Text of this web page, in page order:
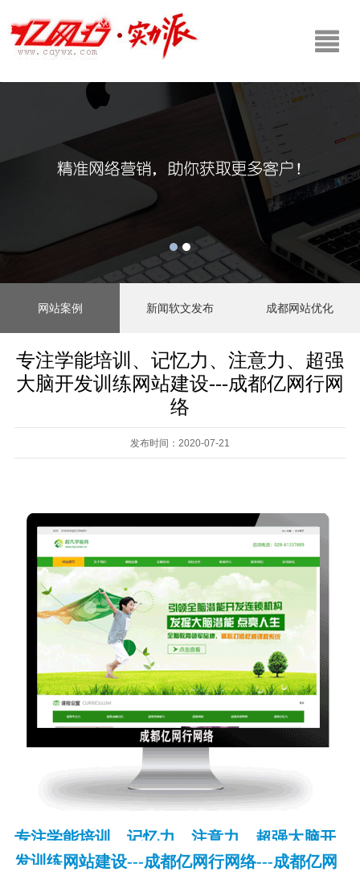
网站案例 新闻软文发布 成都网站优化
专注学能培训、记忆力、注意力、超强
大脑开发训练网站建设---成都亿网行网
络
发布时间：2020-07-21
专注学能培训、记忆力、注意力、超强大脑开
发训练网站建设---成都亿网行网络---成都亿网